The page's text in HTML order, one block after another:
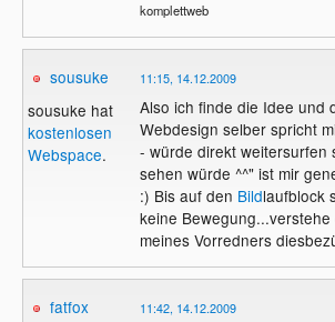
komplettweb
sousuke
sousuke hat
kostenlosen
Webspace.
11:15, 14.12.2009
Also ich finde die Idee und
Webdesign selber spricht
- würde direkt weitersurfen
sehen würde ^^" ist mir
:) Bis auf den Bildlaufblock
keine
meines Vorredners
fatfox 11:42, 14.12.2009